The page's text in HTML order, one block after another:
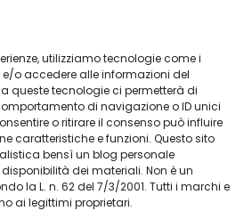
utilizziamo tecnologie come i
e/o accedere alle informazioni del
queste tecnologie ci permetterà di
di navigazione o ID unici
o ritirare il consenso può influire
caratteristiche e funzioni. Questo sito
bensì un blog personale
dei materiali. Non è un
la L. n. 62 del 7/3/2001. Tutti i marchi e
ai legittimi proprietari.
guida ai migliori